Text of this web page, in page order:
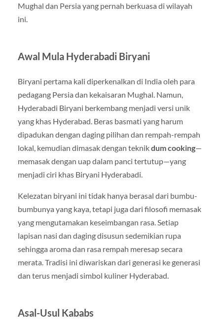
Mughal dan Persia yang pernah berkuasa di wilayah
ini.
Awal Mula Hyderabadi Biryani
Biryani pertama kali diperkenalkan di India oleh para
pedagang Persia dan kekaisaran Mughal. Namun,
Hyderabadi Biryani berkembang menjadi versi unik
yang khas Hyderabad. Beras basmati yang harum
dipadukan dengan daging pilihan dan rempah-rempah
lokal, kemudian dimasak dengan teknikdum cooking—
memasak dengan uap dalam panci tertutup—yang
menjadi ciri khas Biryani Hyderabadi.
Kelezatan biryani ini tidak hanya berasal dari bumbu-
bumbunya yang kaya, tetapi juga dari filosofi memasak
yang mengutamakan keseimbangan rasa. Setiap
lapisan nasi dan daging disusun sedemikian rupa
sehingga aroma dan rasa rempah meresap secara
merata. Tradisi ini diwariskan dari generasi ke generasi
dan terus menjadi simbol kuliner Hyderabad.
Asal-Usul Kababs